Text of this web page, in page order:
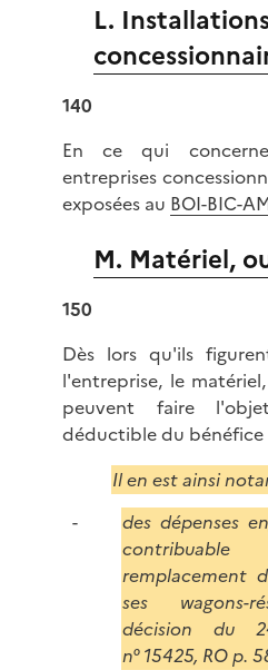
L.
140
En ce qui
entreprises
exposées au BOI-BIC-
M. Matériel,
150
Dès lors qu'ils
l'entreprise, le
peuvent faire
déductible du bénéfice
Il en est ainsi
des dépenses
remplacement
ses wagons-
décision du
n° 15425, RO p.